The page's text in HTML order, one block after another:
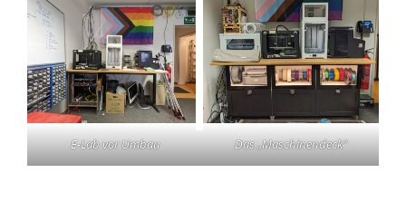
E-Lab vor Umbau Das „Maschinendeck“